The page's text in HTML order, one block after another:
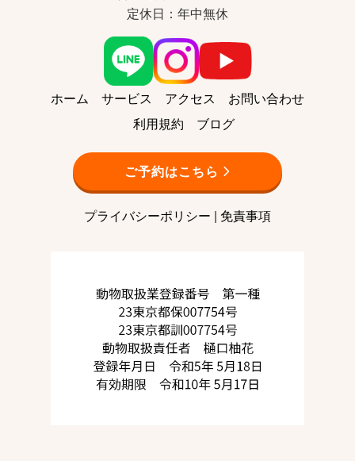
定休日：年中無休
ホーム サービス アクセス
お問い合わせ
利用規約
ブログ
ご予約はこちら
プライバシーポリシー | 免責事項